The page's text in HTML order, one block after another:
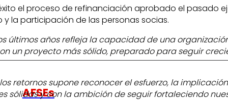
AFSEs
el proceso de refinanciación aprobado el pasado
la participación de las personas socias.
últimos años refleja la capacidad de una
un proyecto más sólido, preparado para seguir
retornos supone reconocer el esfuerzo, la
sólidas y con la ambición de seguir fortaleciendo